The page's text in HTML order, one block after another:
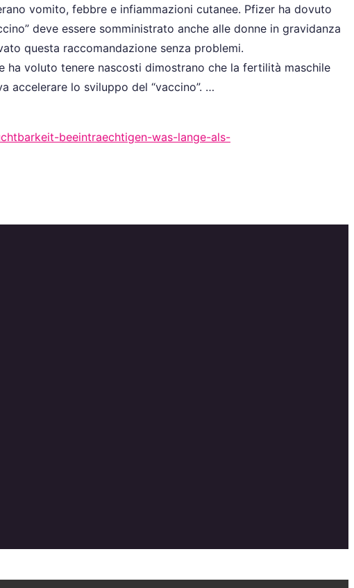
vomito, febbre e infiammazioni cutanee. Pfizer ha dovuto
deve essere somministrato anche alle donne in gravidanza
questa raccomandazione senza problemi.
voluto tenere nascosti dimostrano che la fertilità maschile
accelerare lo sviluppo del “vaccino”. …
beeintraechtigen-was-lange-als-